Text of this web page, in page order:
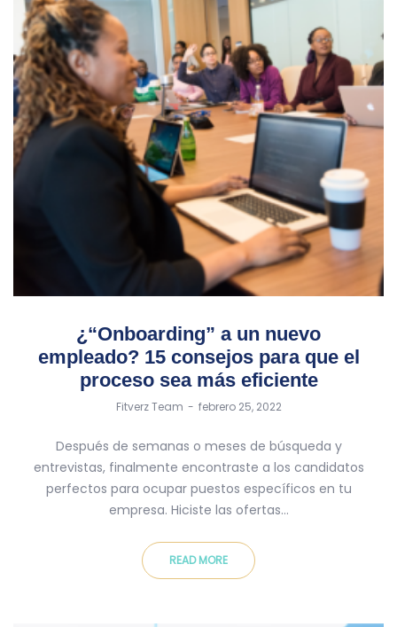
¿“Onboarding” a un nuevo
empleado? 15 consejos para que el
proceso sea más eficiente
by
Fitverz Team febrero 25, 2022
Después de semanas o meses de búsqueda y
entrevistas, finalmente encontraste a los candidatos
perfectos para ocupar puestos específicos en tu
empresa. Hiciste las ofertas…
READ MORE